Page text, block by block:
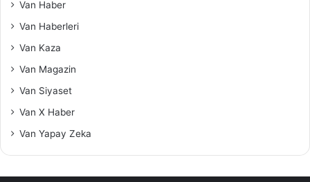
Van Haber
Van Haberleri
Van Kaza
Van Magazin
Van Siyaset
Van X Haber
Van Yapay Zeka